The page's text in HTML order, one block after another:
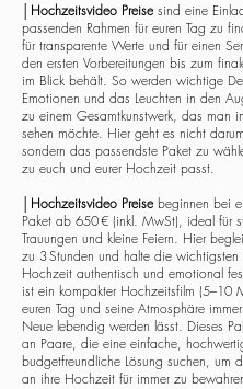
Hochzeitsvideo Preisesind eine
passenden Rahmen für euren Tag zu
für transparente Werte und für einen
den ersten Vorbereitungen bis zum
im Blick behält. So werden wichtige
Emotionen und das Leuchten in den
zu einem Gesamtkunstwerk, das man
sehen möchte. Hier geht es nicht
sondern das passendste Paket zu
zu euch und eurer Hochzeit passt.
Hochzeitsvideo Preisebeginnen bei
Paket ab 650 € (inkl. MwSt), ideal für
Trauungen und kleine Feiern. Hier
zu 3 Stunden und halte die wichtigsten
Hochzeit authentisch und emotional
ist ein kompakter Hochzeitsfilm (5–10
euren Tag und seine Atmosphäre
Neue lebendig werden lässt. Dieses
an Paare, die eine einfache,
budgetfreundliche Lösung suchen, um
an ihre Hochzeit für immer zu